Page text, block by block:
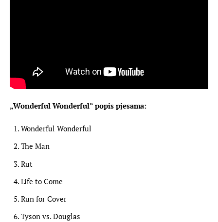
„Wonderful Wonderful“ popis pjesama:
Wonderful Wonderful
The Man
Rut
Life to Come
Run for Cover
Tyson vs. Douglas